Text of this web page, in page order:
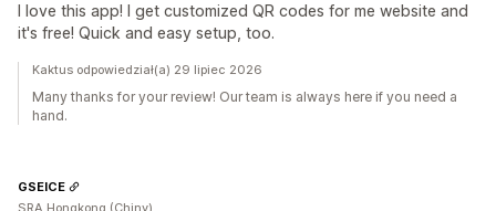
I love this app! I get customized QR codes for me website and
it's free! Quick and easy setup, too.
Kaktus odpowiedział(a) 29 lipiec 2026
Many thanks for your review! Our team is always here if you need a
hand.
GSEICE